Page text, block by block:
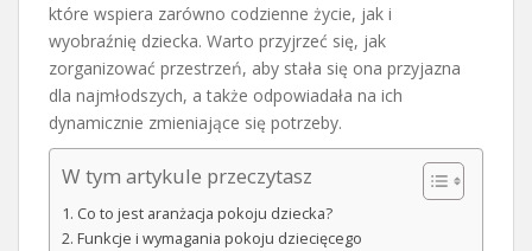
które wspiera zarówno codzienne życie, jak i
wyobraźnię dziecka. Warto przyjrzeć się, jak
zorganizować przestrzeń, aby stała się ona przyjazna
dla najmłodszych, a także odpowiadała na ich
dynamicznie zmieniające się potrzeby.
W tym artykule przeczytasz
Co to jest aranżacja pokoju dziecka?
Funkcje i wymagania pokoju dziecięcego